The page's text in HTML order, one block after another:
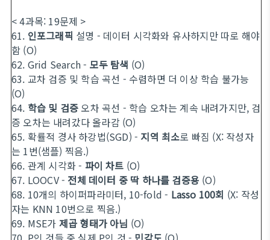
< 4과목: 19문제 >
61. 인포그래픽 설명 - 데이터 시각화와 유사하지만 따로 해야
함 (O)
62. Grid Search - 모두 탐색 (O)
63. 교차 검증 및 학습 곡선 - 수렴하면 더 이상 학습 불가능
(O)
64. 학습 및 검증 오차 곡선 - 학습 오차는 계속 내려가지만, 검
증 오차는 내려갔다 올라감 (O)
65. 확률적 경사 하강법(SGD) - 지역 최소로 빠짐 (X: 작성자
는 1번(샘플) 찍음.)
66. 관계 시각화 - 파이 차트 (O)
67. LOOCV - 전체 데이터 중 딱 하나를 검증용 (O)
68. 10개의 하이퍼파라미터, 10-fold - Lasso 100회 (X: 작성
자는 KNN 10번으로 찍음.)
69. MSE가 제곱 형태가 아님 (O)